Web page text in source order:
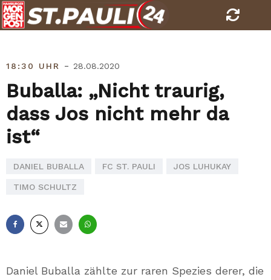
Skip
to
18:30 UHR - 28.08.2020
Buballa: „Nicht traurig,
dass Jos nicht mehr da
ist“
DANIEL BUBALLA FC ST. PAULI JOS LUHUKAY
TIMO SCHULTZ
Daniel Buballa zählte zur raren Spezies derer, die